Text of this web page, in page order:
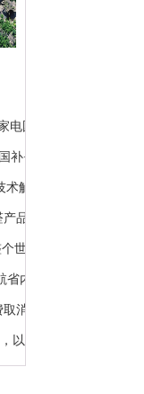
电国补领...
补+苹果...
解析：...
品推荐
世界...
内各类...
消、避...
以顶级资...